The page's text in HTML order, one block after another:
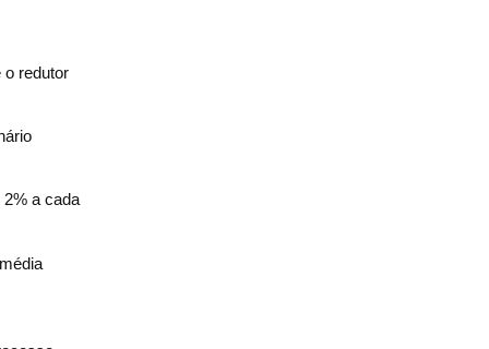
o redutor
a cada